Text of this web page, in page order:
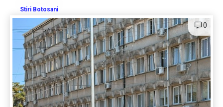
Stiri Botosani
0